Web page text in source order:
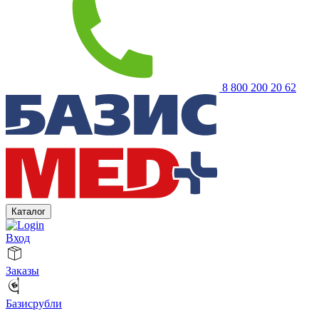
8 800 200 20 62
Каталог
Вход
Заказы
Базисрубли